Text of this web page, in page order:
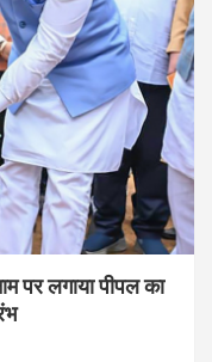
पर लगाया पीपल का